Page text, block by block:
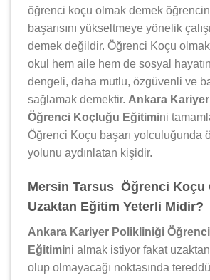
öğrenci koçu olmak demek
başarısını yükseltmeye yönelik
demek değildir. Öğrenci Koçu
okul hem aile hem de sosyal
dengeli, daha mutlu, özgüvenli ve
sağlamak demektir. Ankara
Öğrenci Koçluğu Eğitimini
Öğrenci Koçu başarı yolculuğunda
yolunu aydınlatan kişidir.
Mersin Tarsus Öğrenci Koçu
Uzaktan Eğitim Yeterli Midir?
Ankara Kariyer Polikliniği
Eğitimini almak istiyor fakat
olup olmayacağı noktasında